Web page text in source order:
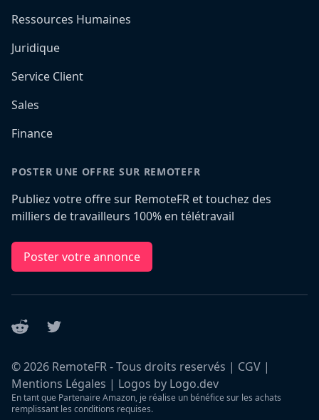
Ressources Humaines
Juridique
Service Client
Sales
Finance
POSTER UNE OFFRE SUR REMOTEFR
Publiez votre offre sur RemoteFR et touchez des
milliers de travailleurs 100% en télétravail
Poster votre annonce
Reddit Twitter
©2026 RemoteFR - Tous droits reservés | CGV |
Mentions Légales | Logos by Logo.dev
En tant que Partenaire Amazon, je réalise un bénéfice sur les achats
remplissant les conditions requises.